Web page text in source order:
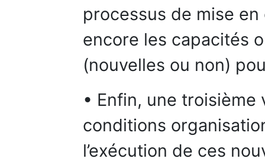
processus de mise
encore les capacités
(nouvelles ou non)
• Enfin, une troisième
conditions
l’exécution de ces